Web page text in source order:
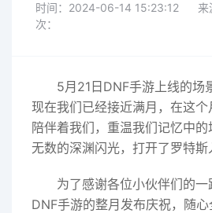
时间：2024-06-14 15:23:12 来
次：
5月21日DNF手游上线的场
现在我们已经接近满月，在这
陪伴着我们，重温我们记忆中
无数的深渊闪光，打开了罗特斯
为了感谢各位小伙伴们的
DNF手游的整月发布庆祝，随心